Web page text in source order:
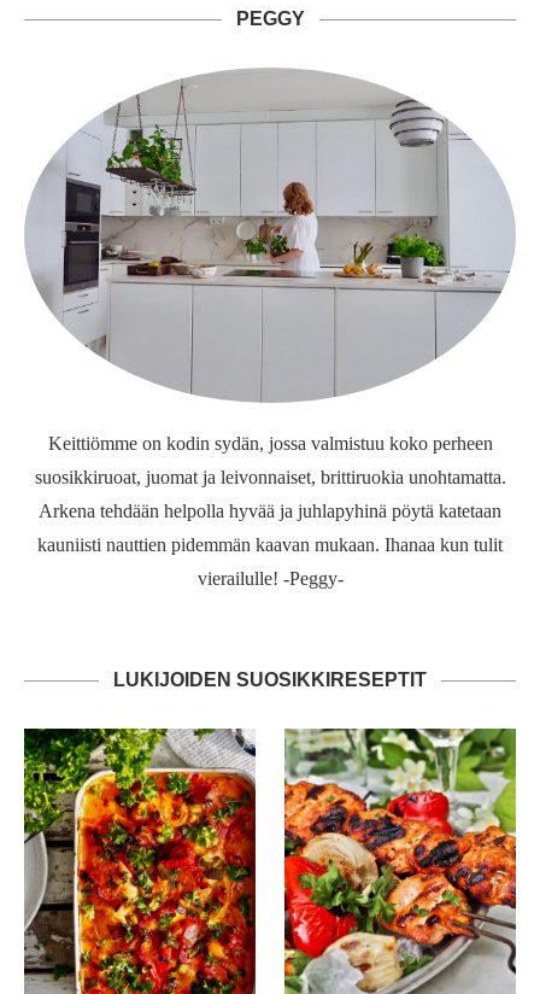
PEGGY
Keittiömme on kodin sydän, jossa valmistuu koko perheen
suosikkiruoat, juomat ja leivonnaiset, brittiruokia unohtamatta.
Arkena tehdään helpolla hyvää ja juhlapyhinä pöytä katetaan
kauniisti nauttien pidemmän kaavan mukaan. Ihanaa kun tulit
vierailulle! -Peggy-
LUKIJOIDEN SUOSIKKIRESEPTIT